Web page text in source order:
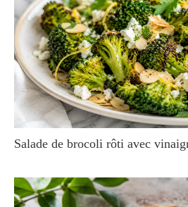
Salade de brocoli rôti avec